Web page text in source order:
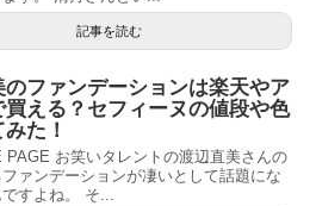
記事を読む
のファンデーションは楽天やア
買える？セフィーヌの値段や色
た！
PAGE お笑いタレントの渡辺直美さんの
ァンデーションが凄いとして話題にな
すよね。 そ...